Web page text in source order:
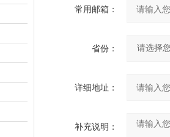
常用邮箱：
省份：
详细地址：
补充说明：